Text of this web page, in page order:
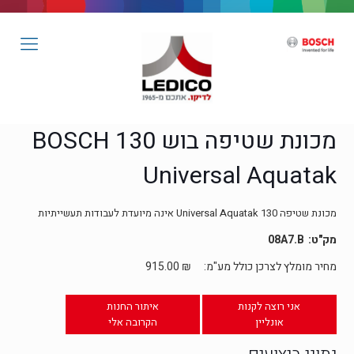
מכונת שטיפה בוש 130 BOSCH
Universal Aquatak
מכונת שטיפה 130 Universal Aquatak אינה מיועדת לעבודות תעשייתיות
08A7.B
מחיר מומלץ לצרכן כולל מע"מ:
915.00 ₪
אני רוצה לקנות
אונליין
איתור החנות
הקרובה אלי